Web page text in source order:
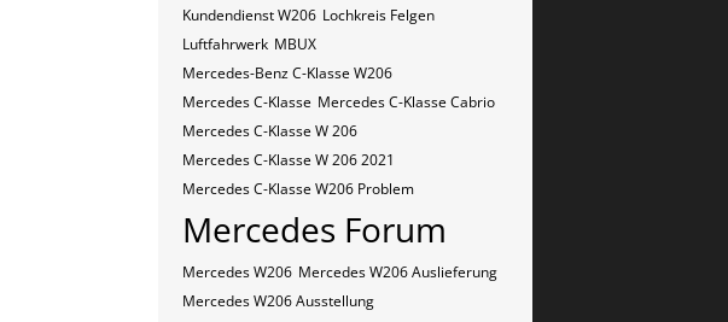
Kundendienst W206 Lochkreis Felgen
Luftfahrwerk MBUX
Mercedes-Benz C-Klasse W206
Mercedes C-Klasse Mercedes C-Klasse Cabrio
Mercedes C-Klasse W 206
Mercedes C-Klasse W 206 2021
Mercedes C-Klasse W206 Problem
Mercedes Forum
Mercedes W206 Mercedes W206 Auslieferung
Mercedes W206 Ausstellung